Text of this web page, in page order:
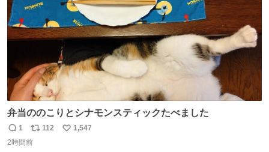
弁当ののこりとシナモンスティックたべました
返
信
1
リ
ポ
112
い
1,547
2時間前